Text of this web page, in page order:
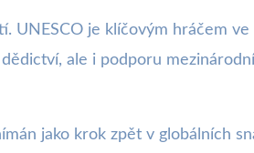
UNESCO je klíčovým hráčem
ale i podporu
jako krok zpět v globálních